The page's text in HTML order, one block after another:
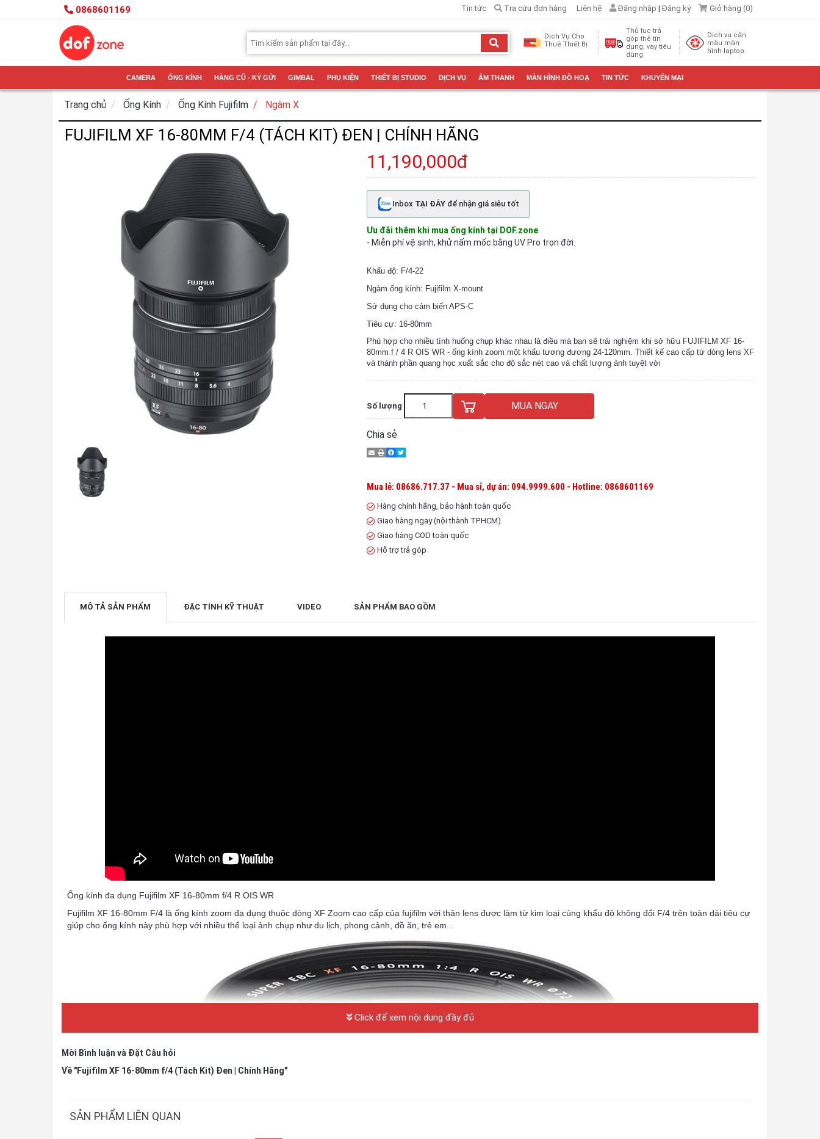
0868601169 Tin tức Tra cứu đơn hàng Liên hệ Đăng nhập |Đăng ký Giỏ hàng (0)
Dịch Vụ Cho
Thuê Thiết Bị
Thủ tục trả
góp thẻ tín
dụng, vay tiêu
dùng
Dịch vụ cân
màu màn
hình laptop.
CAMERA ỐNG KÍNH HÀNG CŨ - KÝ GỬI GIMBAL PHỤ KIỆN THIẾT BỊ STUDIO DỊCH VỤ ÂM THANH MÀN HÌNH ĐỒ HOẠ TIN TỨC KHUYẾN MẠI
Trang chủ Ống Kính Ống Kính Fujifilm Ngàm X
FUJIFILM XF 16-80MM F/4 (TÁCH KIT) ĐEN | CHÍNH HÃNG
11,190,000đ
Inbox TẠI ĐÂY để nhận giá siêu tốt
Ưu đãi thêm khi mua ống kính tại DOF.zone
- Miễn phí vệ sinh, khử nấm mốc bằng UV Pro trọn đời.
Khẩu độ: F/4-22
Ngàm ống kính: Fujifilm X-mount
Sử dụng cho cảm biến APS-C
Tiêu cự: 16-80mm
Phù hợp cho nhiều tình huống chụp khác nhau là điều mà bạn sẽ trải nghiệm khi sở hữu FUJIFILM XF 16-
80mm f / 4 R OIS WR - ống kính zoom một khẩu tương đương 24-120mm. Thiết kế cao cấp từ dòng lens XF
và thành phần quang học xuất sắc cho độ sắc nét cao và chất lượng ảnh tuyệt vời
Số lượng MUA NGAY
Chia sẻ
Mua lẻ: 08686.717.37 - Mua sỉ, dự án: 094.9999.600 - Hotline: 0868601169
Hàng chính hãng, bảo hành toàn quốc
Giao hàng ngay (nội thành TP.HCM)
Giao hàng COD toàn quốc
Hỗ trợ trả góp
MÔ TẢ SẢN PHẨM ĐẶC TÍNH KỸ THUẬT VIDEO SẢN PHẨM BAO GỒM
Ống kính đa dụng Fujifilm XF 16-80mm f/4 R OIS WR
Fujifilm XF 16-80mm F/4 là ống kính zoom đa dụng thuộc dòng XF Zoom cao cấp của fujifilm với thân lens được làm từ kim loại cùng khẩu độ không đổi F/4 trên toàn dải tiêu cự
giúp cho ống kính này phù hợp với nhiều thể loại ảnh chụp như du lịch, phong cảnh, đồ ăn, trẻ em...
Click để xem nội dung đầy đủ
Mời Bình luận và Đặt Câu hỏi
Về "Fujifilm XF 16-80mm f/4 (Tách Kit) Đen | Chính Hãng"
SẢN PHẨM LIÊN QUAN